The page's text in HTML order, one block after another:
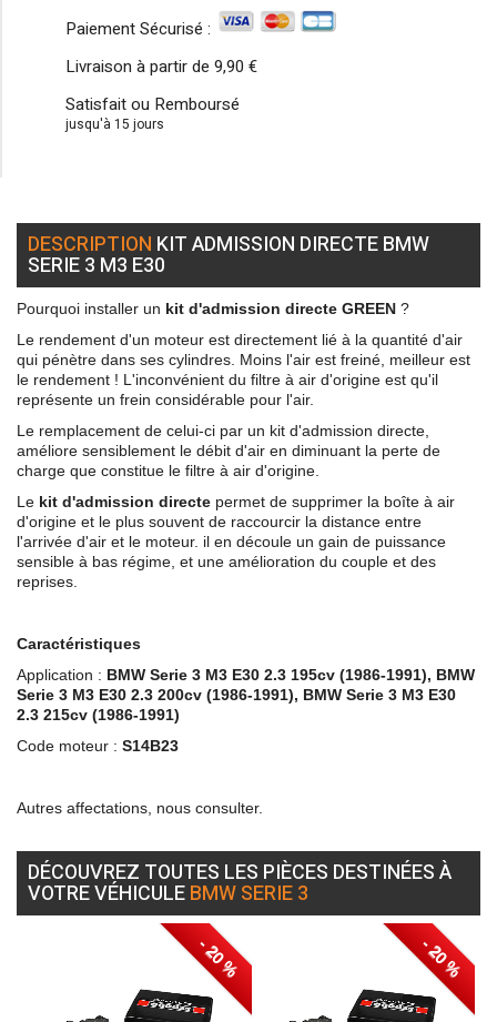
Paiement Sécurisé :
Livraison à partir de 9,90 €
Satisfait ou Remboursé
jusqu'à 15 jours
DESCRIPTION KIT ADMISSION DIRECTE BMW
SERIE 3 M3 E30
Pourquoi installer un kit d'admission directe GREEN ?
Le rendement d'un moteur est directement lié à la quantité d'air
qui pénètre dans ses cylindres. Moins l'air est freiné, meilleur est
le rendement ! L'inconvénient du filtre à air d'origine est qu'il
représente un frein considérable pour l'air.
Le remplacement de celui-ci par un kit d'admission directe,
améliore sensiblement le débit d'air en diminuant la perte de
charge que constitue le filtre à air d'origine.
Le kit d'admission directe permet de supprimer la boîte à air
d'origine et le plus souvent de raccourcir la distance entre
l'arrivée d'air et le moteur. il en découle un gain de puissance
sensible à bas régime, et une amélioration du couple et des
reprises.
Caractéristiques
Application : BMW Serie 3 M3 E30 2.3 195cv (1986-1991), BMW
Serie 3 M3 E30 2.3 200cv (1986-1991), BMW Serie 3 M3 E30
2.3 215cv (1986-1991)
Code moteur : S14B23
Autres affectations, nous consulter.
DÉCOUVREZ TOUTES LES PIÈCES DESTINÉES À
VOTRE VÉHICULEBMW SERIE 3
- 20 % - 20 %